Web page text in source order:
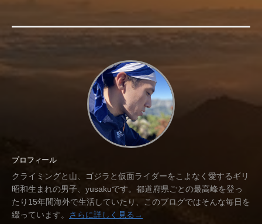
プロフィール
クライミングと山、ゴジラと仮面ライダーをこよなく愛するギリ
昭和生まれの男子、yusakuです。都道府県ごとの最高峰を登っ
たり15年間海外で生活していたり、このブログではそんな毎日を
綴っています。
さらに詳しく見る→